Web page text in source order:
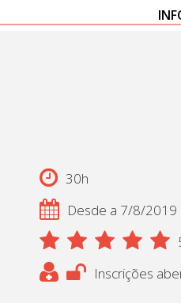
30h
Desde a 7/8/2019
Inscrições